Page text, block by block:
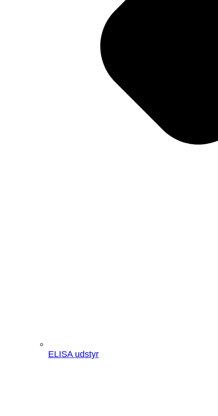
ELISA udstyr